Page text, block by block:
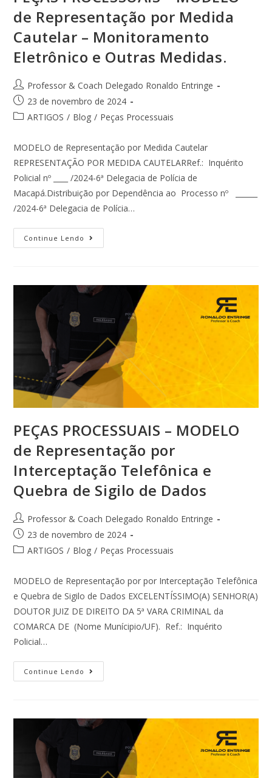
de Representação por Medida
Cautelar – Monitoramento
Eletrônico e Outras Medidas.
Professor & Coach Delegado Ronaldo Entringe
23 de novembro de 2024
ARTIGOS / Blog / Peças Processuais
MODELO de Representação por Medida Cautelar
REPRESENTAÇÃO POR MEDIDA CAUTELARRef.: Inquérito
Policial nº ____ /2024-6ª Delegacia de Polícia de
Macapá.Distribuição por Dependência ao Processo nº ______
/2024-6ª Delegacia de Polícia…
Continue Lendo
PEÇAS PROCESSUAIS – MODELO
de Representação por
Interceptação Telefônica e
Quebra de Sigilo de Dados
Professor & Coach Delegado Ronaldo Entringe
23 de novembro de 2024
ARTIGOS / Blog / Peças Processuais
MODELO de Representação por por Interceptação Telefônica
e Quebra de Sigilo de Dados EXCELENTÍSSIMO(A) SENHOR(A)
DOUTOR JUIZ DE DIREITO DA 5ª VARA CRIMINAL da
COMARCA DE (Nome Munícipio/UF). Ref.: Inquérito
Policial…
Continue Lendo